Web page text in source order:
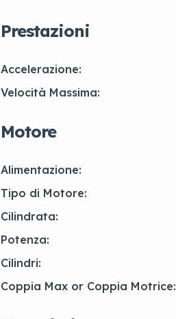
Prestazioni
Accelerazione:
Velocità Massima:
Motore
Alimentazione:
Tipo di Motore:
Cilindrata:
Potenza:
Cilindri:
Coppia Max or Coppia Motrice: